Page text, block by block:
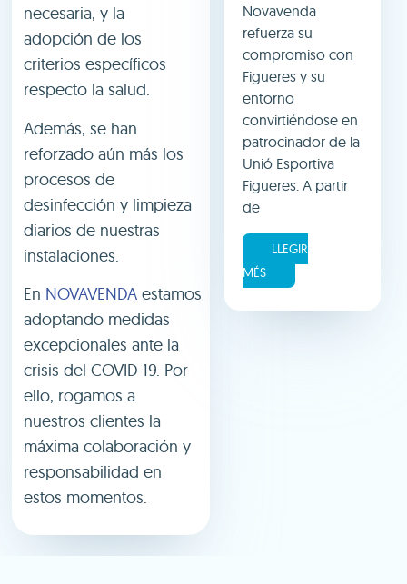
necesaria, y la
adopción de los
criterios específicos
respecto la salud.
Además, se han
reforzado aún más los
procesos de
desinfección y limpieza
diarios de nuestras
instalaciones.
En NOVAVENDA estamos
adoptando medidas
excepcionales ante la
crisis del COVID-19. Por
ello, rogamos a
nuestros clientes la
máxima colaboración y
responsabilidad en
estos momentos.
Novavenda
refuerza su
compromiso con
Figueres y su
entorno
convirtiéndose en
patrocinador de la
Unió Esportiva
Figueres. A partir
de
LLEGIR
MÉS